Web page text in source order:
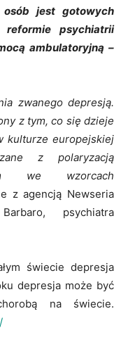
jest gotowych
psychiatrii
ambulatoryjną –
zwanego depresją.
z tym, co się dzieje
kulturze europejskiej
z polaryzacją
we wzorcach
z agencją Newseria
psychiatra
świecie depresja
depresja może być
na świecie.